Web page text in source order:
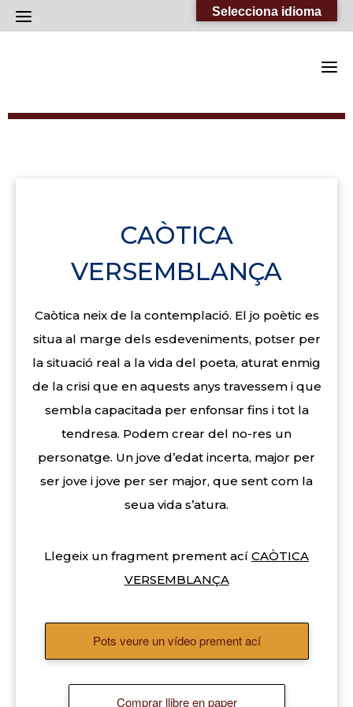
Skip
CAÒTICA
VERSEMBLANÇA
Caòtica neix de la contemplació. El jo poètic es
situa al marge dels esdeveniments, potser per
la situació real a la vida del poeta, aturat enmig
de la crisi que en aquests anys travessem i que
sembla capacitada per enfonsar fins i tot la
tendresa. Podem crear del no-res un
personatge. Un jove d’edat incerta, major per
ser jove i jove per ser major, que sent com la
seua vida s’atura.
Llegeix un fragment prement ací CAÒTICA
VERSEMBLANÇA
Pots veure un vídeo prement ací
Comprar llibre en paper
Selecciona idioma